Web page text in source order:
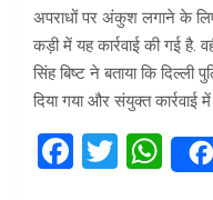
अपराधों पर अंकुश लगाने के लिए
कड़ी में यह कार्रवाई की गई है.
सिंह बिष्ट ने बताया कि दिल्ली
दिया गया और संयुक्त कार्रवाई
F
T
W